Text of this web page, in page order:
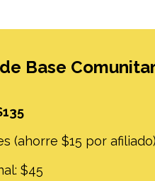
Base
(ahorre $15 por afiliado)
$45